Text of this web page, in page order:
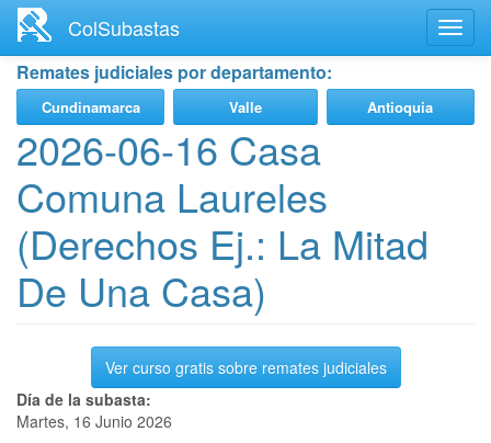
contenido
principal
ColSubastas
Remates judiciales por departamento:
Cundinamarca Valle Antioquia
2026-06-16 Casa
Comuna Laureles
(Derechos Ej.: La Mitad
De Una Casa)
Ver curso gratis sobre remates judiciales
Día de la subasta:
Martes, 16 Junio 2026